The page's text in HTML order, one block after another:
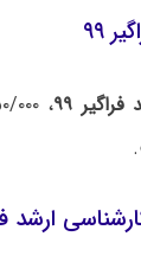
۹۹
۹۹
ارشد